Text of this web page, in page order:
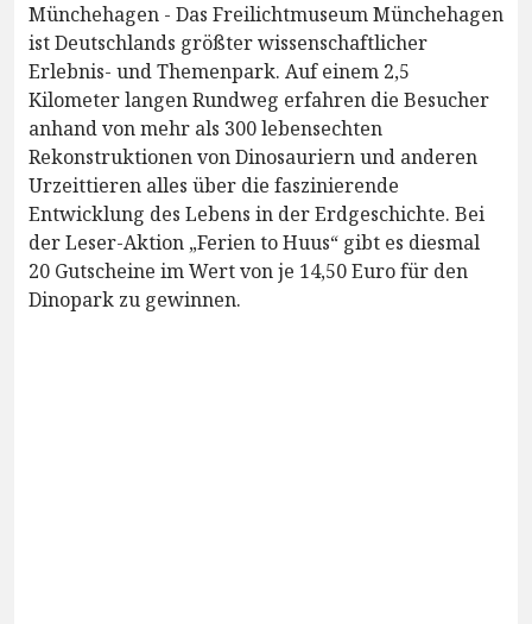
Münchehagen - Das Freilichtmuseum Münchehagen
ist Deutschlands größter wissenschaftlicher
Erlebnis- und Themenpark. Auf einem 2,5
Kilometer langen Rundweg erfahren die Besucher
anhand von mehr als 300 lebensechten
Rekonstruktionen von Dinosauriern und anderen
Urzeittieren alles über die faszinierende
Entwicklung des Lebens in der Erdgeschichte. Bei
der Leser-Aktion „Ferien to Huus“ gibt es diesmal
20 Gutscheine im Wert von je 14,50 Euro für den
Dinopark zu gewinnen.